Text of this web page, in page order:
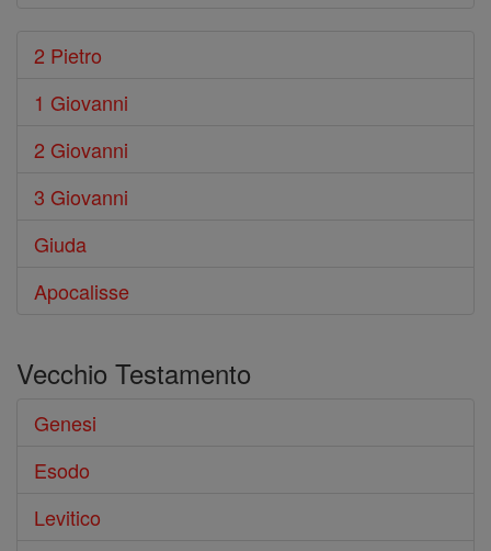
2 Pietro
1 Giovanni
2 Giovanni
3 Giovanni
Giuda
Apocalisse
Vecchio Testamento
Genesi
Esodo
Levitico